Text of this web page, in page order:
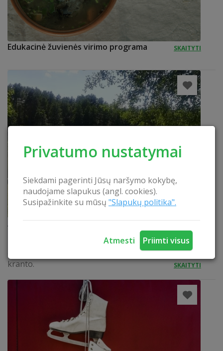
Privatumo nustatymai
Siekdami pagerinti Jūsų naršymo kokybę,
naudojame slapukus (angl. cookies).
Susipažinkite su mūsų "Slapukų politika".
Atmesti Priimti visus
Edukacinė žuvienės virimo programa SKAITYTI
Apiplauki Trikojo ežerą valtimi
Nori ramybės? Atrask tai gamtoje! Apiplauk Trikojo
ežerą valtimi:) Apsistok namelyje ant pačio ežero
kranto.
SKAITYTI